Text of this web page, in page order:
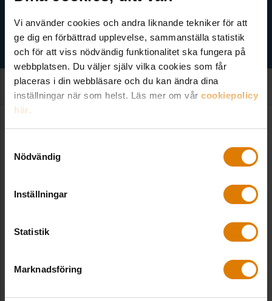
Vi använder cookies och andra liknande tekniker för att
ge dig en förbättrad upplevelse, sammanställa statistik
och för att viss nödvändig funktionalitet ska fungera på
webbplatsen. Du väljer själv vilka cookies som får
placeras i din webbläsare och du kan ändra dina
inställningar när som helst. Läs mer om vår cookiepolicy
här.
Nödvändig
Inställningar
Statistik
Marknadsföring